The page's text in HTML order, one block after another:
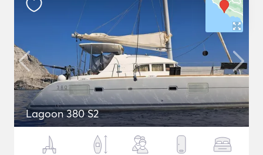
Lagoon 380 S2